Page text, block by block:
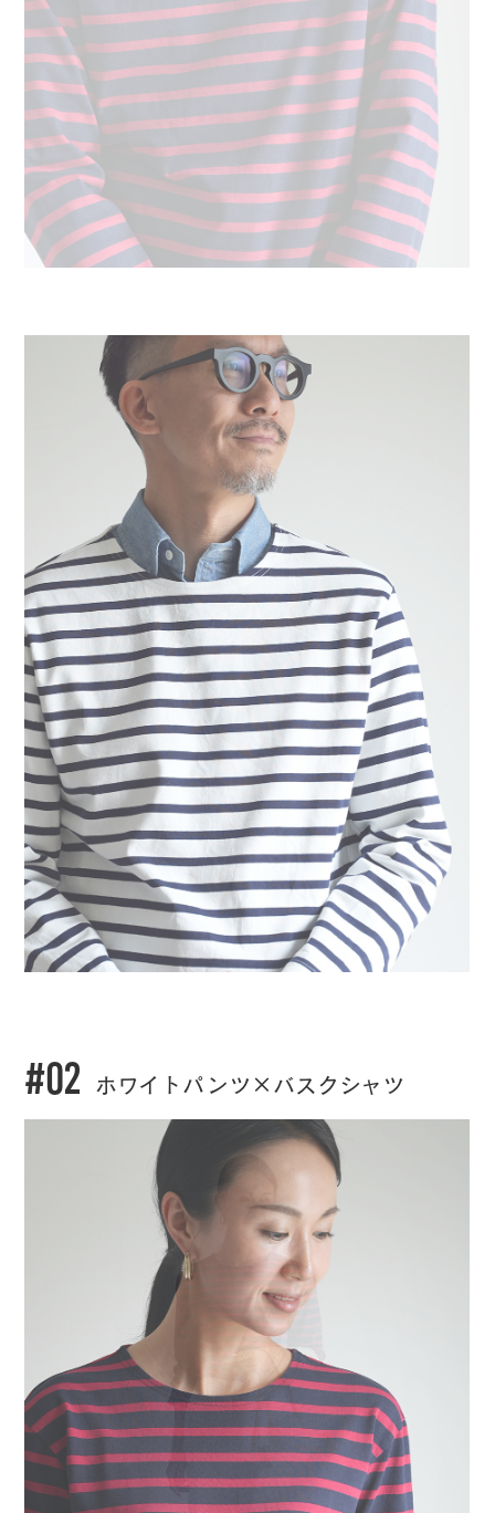
#02 ホワイトパンツ×バスクシャツ